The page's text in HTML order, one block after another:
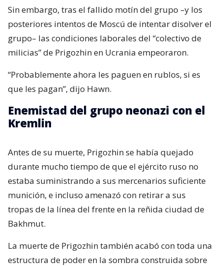
Sin embargo, tras el fallido motín del grupo –y los
posteriores intentos de Moscú de intentar disolver el
grupo– las condiciones laborales del “colectivo de
milicias” de Prigozhin en Ucrania empeoraron.
“Probablemente ahora les paguen en rublos, si es
que les pagan”, dijo Hawn.
Enemistad del grupo neonazi con el
Kremlin
Antes de su muerte, Prigozhin se había quejado
durante mucho tiempo de que el ejército ruso no
estaba suministrando a sus mercenarios suficiente
munición, e incluso amenazó con retirar a sus
tropas de la línea del frente en la reñida ciudad de
Bakhmut.
La muerte de Prigozhin también acabó con toda una
estructura de poder en la sombra construida sobre